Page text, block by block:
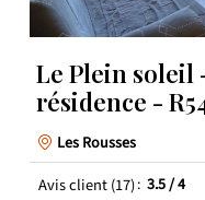
Le Plein soleil
résidence -
Les Rousses
Avis client(17) 3.5/ 4